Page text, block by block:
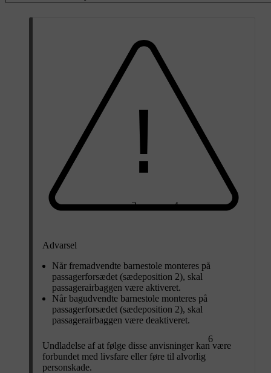
4
6
2
Advarsel
Når fremadvendte barnestole monteres på
passagerforsædet (sædeposition 2), skal
passagerairbaggen være aktiveret.
Når bagudvendte barnestole monteres på
passagerforsædet (sædeposition 2), skal
passagerairbaggen være deaktiveret.
Undladelse af at følge disse anvisninger kan være
forbundet med livsfare eller føre til alvorlig
personskade.